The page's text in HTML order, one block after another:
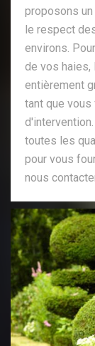
proposons
le respect
environs.
de vos haies,
entièrement
tant que
toutes les
pour vous
nous